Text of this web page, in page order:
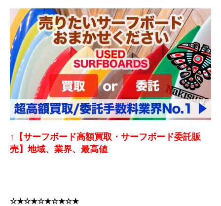
↑【サーフボード高額買取・サーフボード委託販
売】地域、業界、最高値
☆★☆★☆★☆★☆★